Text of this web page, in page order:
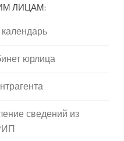
ЛИЦАМ:
юрлица
сведений из